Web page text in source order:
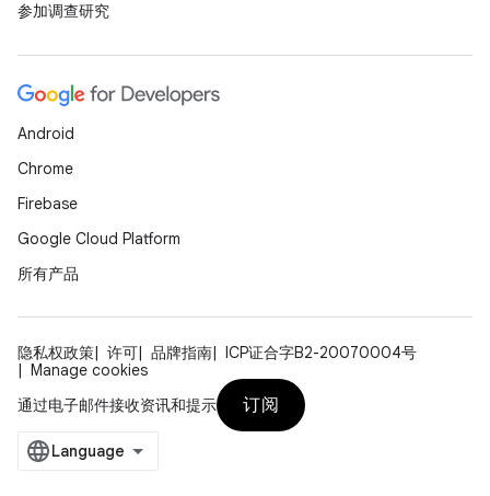
参加调查研究
Android
Chrome
Firebase
Google Cloud Platform
所有产品
隐私权政策 许可 品牌指南
ICP证合字B2-20070004号
Manage cookies
通过电子邮件接收资讯和提示
订阅